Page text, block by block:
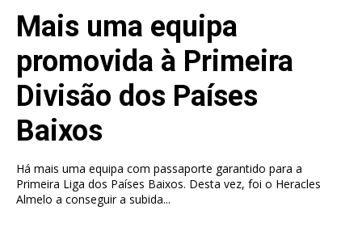
Mais uma equipa
promovida à Primeira
Divisão dos Países
Baixos
Há mais uma equipa com passaporte garantido para a
Primeira Liga dos Países Baixos. Desta vez, foi o Heracles
Almelo a conseguir a subida...